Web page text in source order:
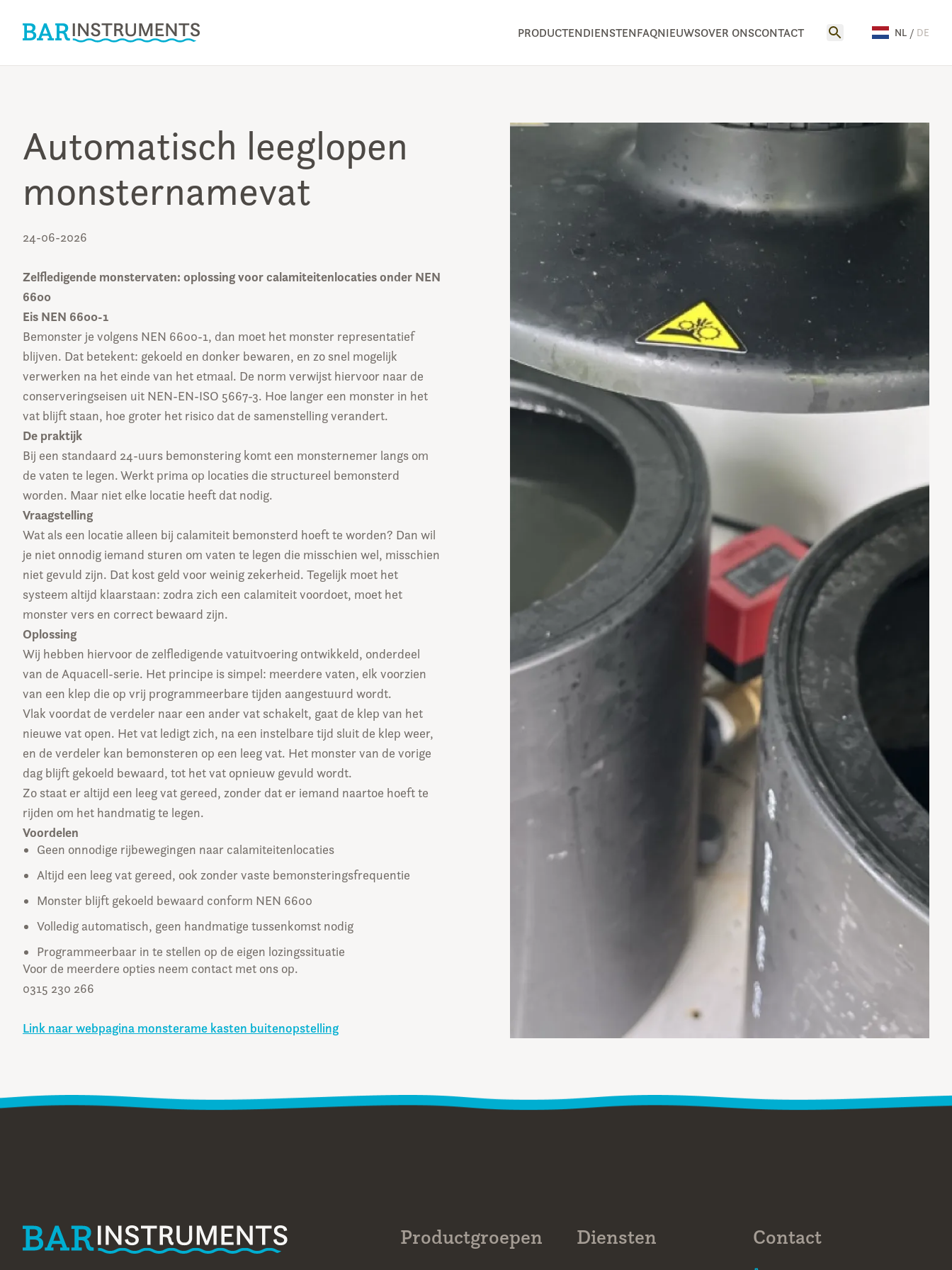
PRODUCTENDIENSTENFAQNIEUWSOVER ONSCONTACT NL / DE
Automatisch leeglopen
monsternamevat
24-06-2026
Zelfledigende monstervaten: oplossing voor calamiteitenlocaties onder NEN
6600
Eis NEN 6600-1
Bemonster je volgens NEN 6600-1, dan moet het monster representatief
blijven. Dat betekent: gekoeld en donker bewaren, en zo snel mogelijk
verwerken na het einde van het etmaal. De norm verwijst hiervoor naar de
conserveringseisen uit NEN-EN-ISO 5667-3. Hoe langer een monster in het
vat blijft staan, hoe groter het risico dat de samenstelling verandert.
De praktijk
Bij een standaard 24-uurs bemonstering komt een monsternemer langs om
de vaten te legen. Werkt prima op locaties die structureel bemonsterd
worden. Maar niet elke locatie heeft dat nodig.
Vraagstelling
Wat als een locatie alleen bij calamiteit bemonsterd hoeft te worden? Dan wil
je niet onnodig iemand sturen om vaten te legen die misschien wel, misschien
niet gevuld zijn. Dat kost geld voor weinig zekerheid. Tegelijk moet het
systeem altijd klaarstaan: zodra zich een calamiteit voordoet, moet het
monster vers en correct bewaard zijn.
Oplossing
Wij hebben hiervoor de zelfledigende vatuitvoering ontwikkeld, onderdeel
van de Aquacell-serie. Het principe is simpel: meerdere vaten, elk voorzien
van een klep die op vrij programmeerbare tijden aangestuurd wordt.
Vlak voordat de verdeler naar een ander vat schakelt, gaat de klep van het
nieuwe vat open. Het vat ledigt zich, na een instelbare tijd sluit de klep weer,
en de verdeler kan bemonsteren op een leeg vat. Het monster van de vorige
dag blijft gekoeld bewaard, tot het vat opnieuw gevuld wordt.
Zo staat er altijd een leeg vat gereed, zonder dat er iemand naartoe hoeft te
rijden om het handmatig te legen.
Voordelen
Geen onnodige rijbewegingen naar calamiteitenlocaties
Altijd een leeg vat gereed, ook zonder vaste bemonsteringsfrequentie
Monster blijft gekoeld bewaard conform NEN 6600
Volledig automatisch, geen handmatige tussenkomst nodig
Programmeerbaar in te stellen op de eigen lozingssituatie
Voor de meerdere opties neem contact met ons op.
0315 230 266
Link naar webpagina monsterame kasten buitenopstelling
Productgroepen Diensten Contact